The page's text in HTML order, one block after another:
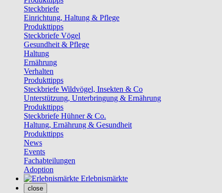
Steckbriefe
Einrichtung, Haltung & Pflege
Produkttipps
Steckbriefe Vögel
Gesundheit & Pflege
Haltung
Ernährung
Verhalten
Produkttipps
Steckbriefe Wildvögel, Insekten & Co
Unterstützung, Unterbringung & Ernährung
Produkttipps
Steckbriefe Hühner & Co.
Haltung, Ernährung & Gesundheit
Produkttipps
News
Events
Fachabteilungen
Adoption
Erlebnismärkte
close